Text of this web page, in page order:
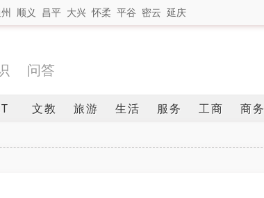
顺义 昌平 大兴 怀柔 平谷 密云 延庆
问答
文教 旅游 生活 服务 工商 商务